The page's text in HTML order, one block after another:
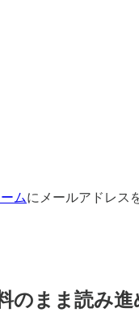
ムにメールアドレス
のまま読み